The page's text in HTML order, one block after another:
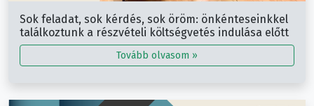
Sok feladat, sok kérdés, sok öröm: önkénteseinkkel
találkoztunk a részvételi költségvetés indulása előtt
Tovább olvasom »